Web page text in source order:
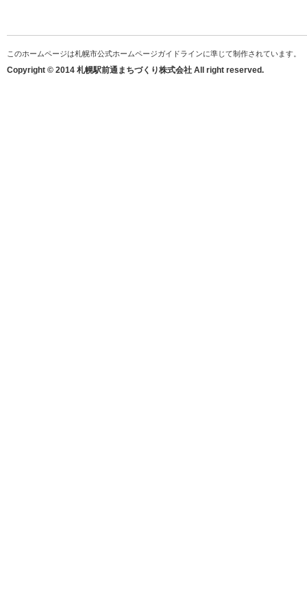
このホームページは札幌市公式ホームページガイドラインに準じて制作されています。
Copyright © 2014 札幌駅前通まちづくり株式会社 All right reserved.